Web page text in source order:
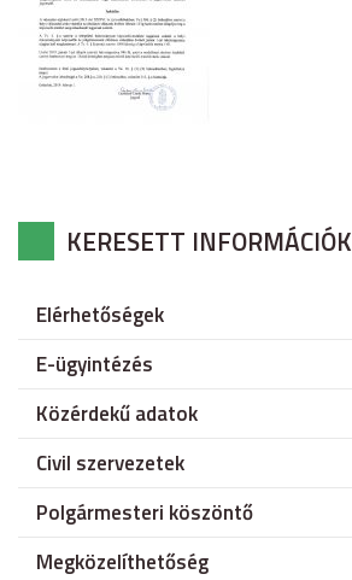
KERESETT INFORMÁCIÓK
Elérhetőségek
E-ügyintézés
Közérdekű adatok
Civil szervezetek
Polgármesteri köszöntő
Megközelíthetőség